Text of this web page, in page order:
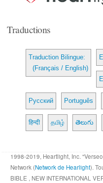
Traductions
Traduction Bilingue:
(Français / English)
Русский Português
हिन्दी தமிழ் తెలుగు
1998-2019, Heartlight, Inc.
Network (Network de Hearlight).
BIBLE , NEW INTERNATIONAL